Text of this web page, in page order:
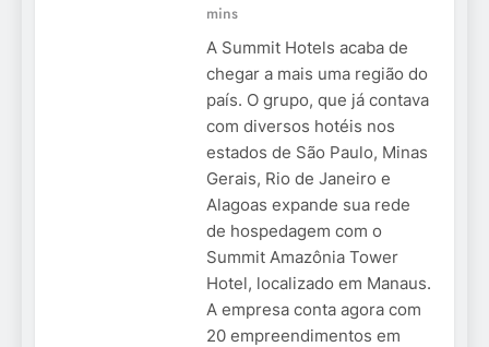
mins
A Summit Hotels acaba de
chegar a mais uma região do
país. O grupo, que já contava
com diversos hotéis nos
estados de São Paulo, Minas
Gerais, Rio de Janeiro e
Alagoas expande sua rede
de hospedagem com o
Summit Amazônia Tower
Hotel, localizado em Manaus.
A empresa conta agora com
20 empreendimentos em